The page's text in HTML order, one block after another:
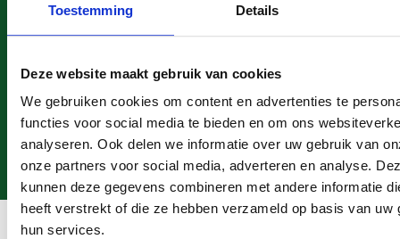
Toestemming Details
Deze website maakt gebruik van cookies
We gebruiken cookies om content en advertenties te
functies voor social media te bieden en om ons
analyseren. Ook delen we informatie over uw gebruik van
onze partners voor social media, adverteren en analyse.
kunnen deze gegevens combineren met andere informatie
heeft verstrekt of die ze hebben verzameld op basis van uw
hun services.
Heeft u een vraag?
0113 - 405 131
info@megaschutting.nl
06 - 235 061 57
Bezoek onze showroom
Noordland 17, Heinkenszand
Hulp & ondersteuning